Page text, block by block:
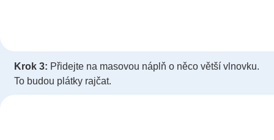
Krok 3: Přidejte na masovou náplň o něco větší vlnovku.
To budou plátky rajčat.